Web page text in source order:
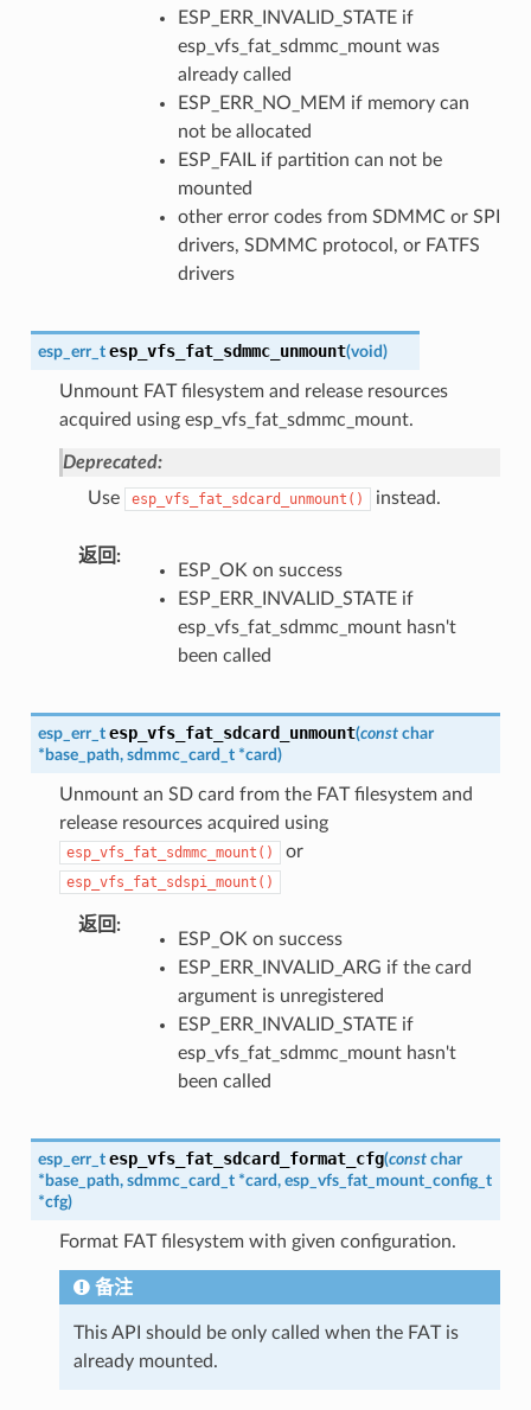
ESP_ERR_INVALID_STATE if
esp_vfs_fat_sdmmc_mount was
already called
ESP_ERR_NO_MEM if memory can
not be allocated
ESP_FAIL if partition can not be
mounted
other error codes from SDMMC or SPI
drivers, SDMMC protocol, or FATFS
drivers
esp_err_t esp_vfs_fat_sdmmc_unmount(void)
Unmount FAT filesystem and release resources
acquired using esp_vfs_fat_sdmmc_mount.
Deprecated:
Use
esp_vfs_fat_sdcard_unmount() instead.
返回 :
ESP_OK on success
ESP_ERR_INVALID_STATE if
esp_vfs_fat_sdmmc_mount hasn't
been called
esp_err_t esp_vfs_fat_sdcard_unmount(const char
* base_path, sdmmc_card_t *card)
Unmount an SD card from the FAT filesystem and
release resources acquired using
esp_vfs_fat_sdmmc_mount() or
esp_vfs_fat_sdspi_mount()
返回 :
ESP_OK on success
ESP_ERR_INVALID_ARG if the card
argument is unregistered
ESP_ERR_INVALID_STATE if
esp_vfs_fat_sdmmc_mount hasn't
been called
esp_err_t esp_vfs_fat_sdcard_format_cfg(const char
* base_path, sdmmc_card_t *card, esp_vfs_fat_mount_config_t
*cfg)
Format FAT filesystem with given configuration.
备注
This API should be only called when the FAT is
already mounted.